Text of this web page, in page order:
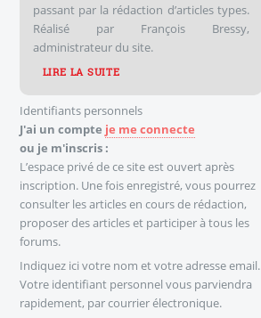
passant par la rédaction d’articles types.
Réalisé par François Bressy,
administrateur du site.
LIRE LA SUITE
J'ai un compte je me connecte
ou je m'inscris :
L’espace privé de ce site est ouvert après
inscription. Une fois enregistré, vous pourrez
consulter les articles en cours de rédaction,
proposer des articles et participer à tous les
forums.
Identifiants personnels
Indiquez ici votre nom et votre adresse email.
Votre identifiant personnel vous parviendra
rapidement, par courrier électronique.